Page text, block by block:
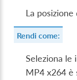
La posizione
Rendi come:
Seleziona le
MP4 x264 è